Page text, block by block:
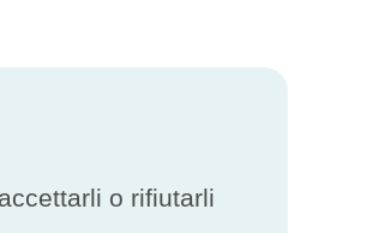
o rifiutarli